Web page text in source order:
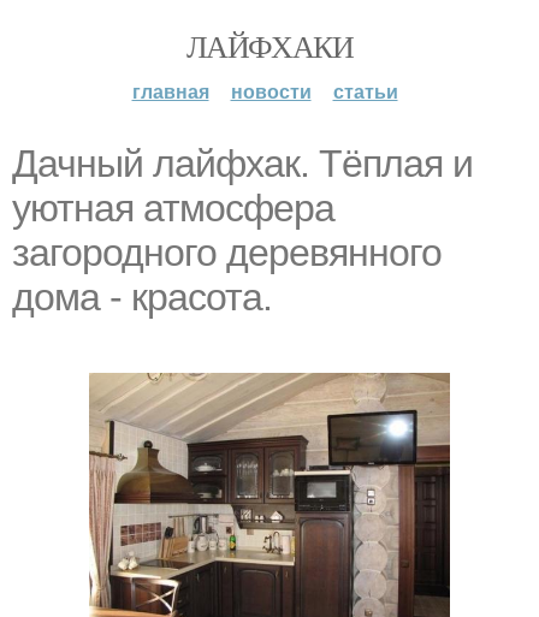
ЛАЙФХАКИ
главная новости статьи
Дачный лайфхак. Тёплая и
уютная атмосфера
загородного деревянного
дома - красота.